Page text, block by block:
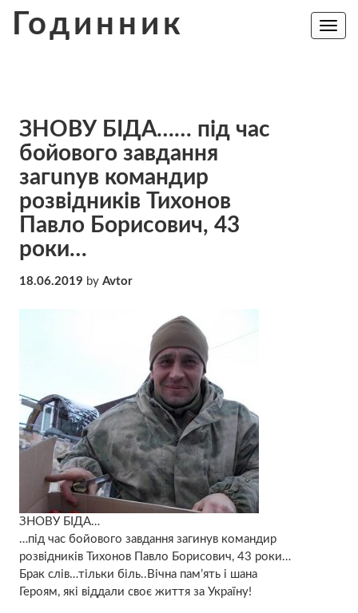
Годинник
Toggle
ЗНОВУ БIДА…… під час
бойового завдання
загunув командир
розвідників Тихонов
Павло Борисович, 43
роки…
18.06.2019 by Avtor
ЗНОВУ БIДА…
…під час бойового завдання загинув командир
розвідників Тихонов Павло Борисович, 43 роки…
Брак слів…тільки біль..Вічна пам’ять і шана
Героям, які віддали своє життя за Україну!